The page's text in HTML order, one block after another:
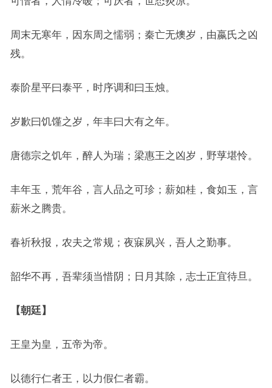
周末无寒年，因东周之懦弱；秦亡无燠岁，由嬴氏之凶
残。
泰阶星平曰泰平，时序调和曰玉烛。
岁歉曰饥馑之岁，年丰曰大有之年。
唐德宗之饥年，醉人为瑞；梁惠王之凶岁，野莩堪怜。
丰年玉，荒年谷，言人品之可珍；薪如桂，食如玉，言
薪米之腾贵。
春祈秋报，农夫之常规；夜寐夙兴，吾人之勤事。
韶华不再，吾辈须当惜阴；日月其除，志士正宜待旦。
【朝廷】
王皇为皇，五帝为帝。
以德行仁者王，以力假仁者霸。